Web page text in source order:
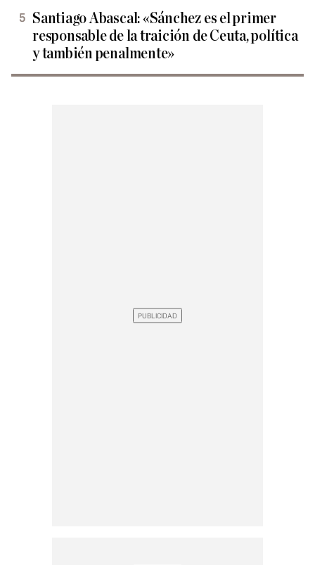
Santiago Abascal: «Sánchez es el primer
responsable de la traición de Ceuta, política
y también penalmente»